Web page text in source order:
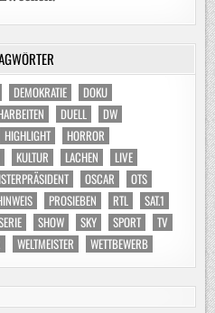
DEMOKRATIE
DOKU
DUELL
DW
HIGHLIGHT
HORROR
KULTUR LACHEN
LIVE
OSCAR
OTS
PROSIEBEN RTL
SAT.1
SHOW SKY SPORT
TV
WELTMEISTER WETTBEWERB